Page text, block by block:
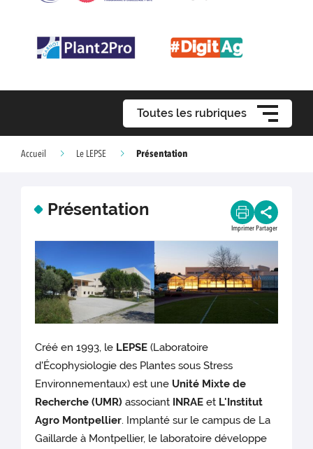
Toutes les rubriques
Accueil Le LEPSE Présentation
Présentation
Imprimer Partager
Créé en 1993, le LEPSE (Laboratoire
d'Écophysiologie des Plantes sous Stress
Environnementaux) est une Unité Mixte de
Recherche (UMR) associant INRAE et L'Institut
Agro Montpellier. Implanté sur le campus de La
Gaillarde à Montpellier, le laboratoire développe